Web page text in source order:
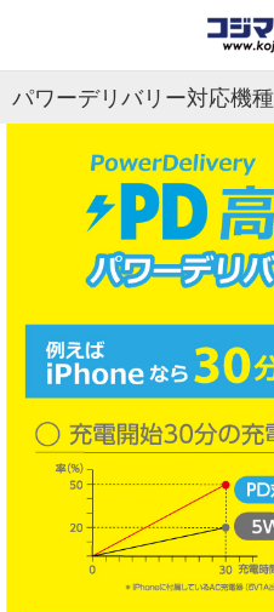
パワーデリバリー対応機種